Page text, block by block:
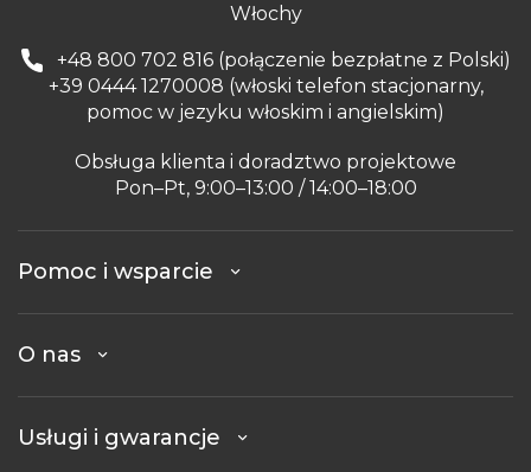
Włochy
+48 800 702 816 (połączenie bezpłatne z Polski)
+39 0444 1270008 (włoski telefon stacjonarny,
pomoc w jezyku włoskim i angielskim)
Obsługa klienta i doradztwo projektowe
Pon–Pt, 9:00–13:00 / 14:00–18:00
Pomoc i wsparcie
O nas
Usługi i gwarancje